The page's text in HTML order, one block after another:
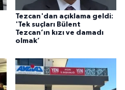
Tezcan'dan açıklama geldi:
'Tek suçları Bülent
Tezcan’ın kızı ve damadı
olmak’